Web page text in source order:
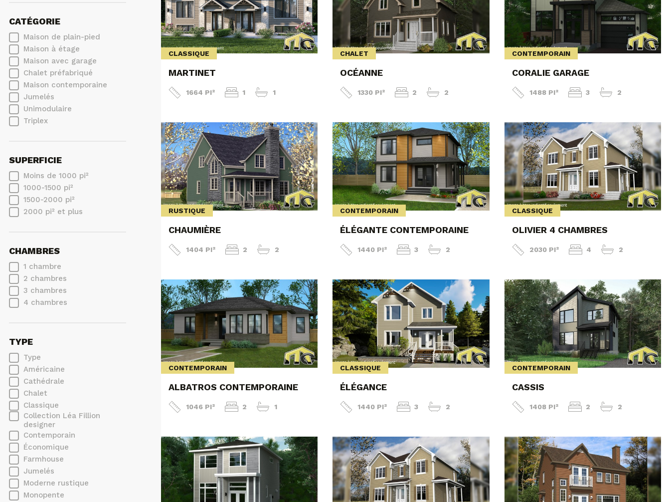
CATÉGORIE
Maison de plain-pied
Maison à étage
Maison avec garage
Chalet préfabriqué
Maison contemporaine
Jumelés
Unimodulaire
Triplex
SUPERFICIE
Moins de 1000 pi²
1000-1500 pi²
1500-2000 pi²
2000 pi² et plus
CHAMBRES
1 chambre
2 chambres
3 chambres
4 chambres
TYPE
Type
Américaine
Cathédrale
Chalet
Classique
Collection Léa Fillion
designer
Contemporain
Économique
Farmhouse
Jumelés
Moderne rustique
Monopente
CLASSIQUE
MARTINET
1664 PI² 1 1
CHALET
OCÉANNE
1330 PI² 2 2
CONTEMPORAIN
CORALIE GARAGE
1488 PI² 3 2
RUSTIQUE
CHAUMIÈRE
1404 PI² 2 2
CONTEMPORAIN
ÉLÉGANTE CONTEMPORAINE
1440 PI² 3 2
CLASSIQUE
OLIVIER 4 CHAMBRES
2030 PI² 4 2
CONTEMPORAIN
ALBATROS CONTEMPORAINE
1046 PI² 2 1
CLASSIQUE
ÉLÉGANCE
1440 PI² 3 2
CONTEMPORAIN
CASSIS
1408 PI² 2 2